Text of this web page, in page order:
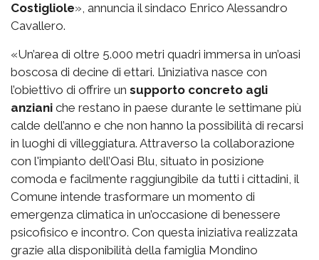
Costigliole», annuncia il sindaco Enrico Alessandro
Cavallero.
«Un’area di oltre 5.000 metri quadri immersa in un’oasi
boscosa di decine di ettari. L’iniziativa nasce con
l’obiettivo di offrire un supporto concreto agli
anziani che restano in paese durante le settimane più
calde dell’anno e che non hanno la possibilità di recarsi
in luoghi di villeggiatura. Attraverso la collaborazione
con l'impianto dell’Oasi Blu, situato in posizione
comoda e facilmente raggiungibile da tutti i cittadini, il
Comune intende trasformare un momento di
emergenza climatica in un’occasione di benessere
psicofisico e incontro. Con questa iniziativa realizzata
grazie alla disponibilità della famiglia Mondino